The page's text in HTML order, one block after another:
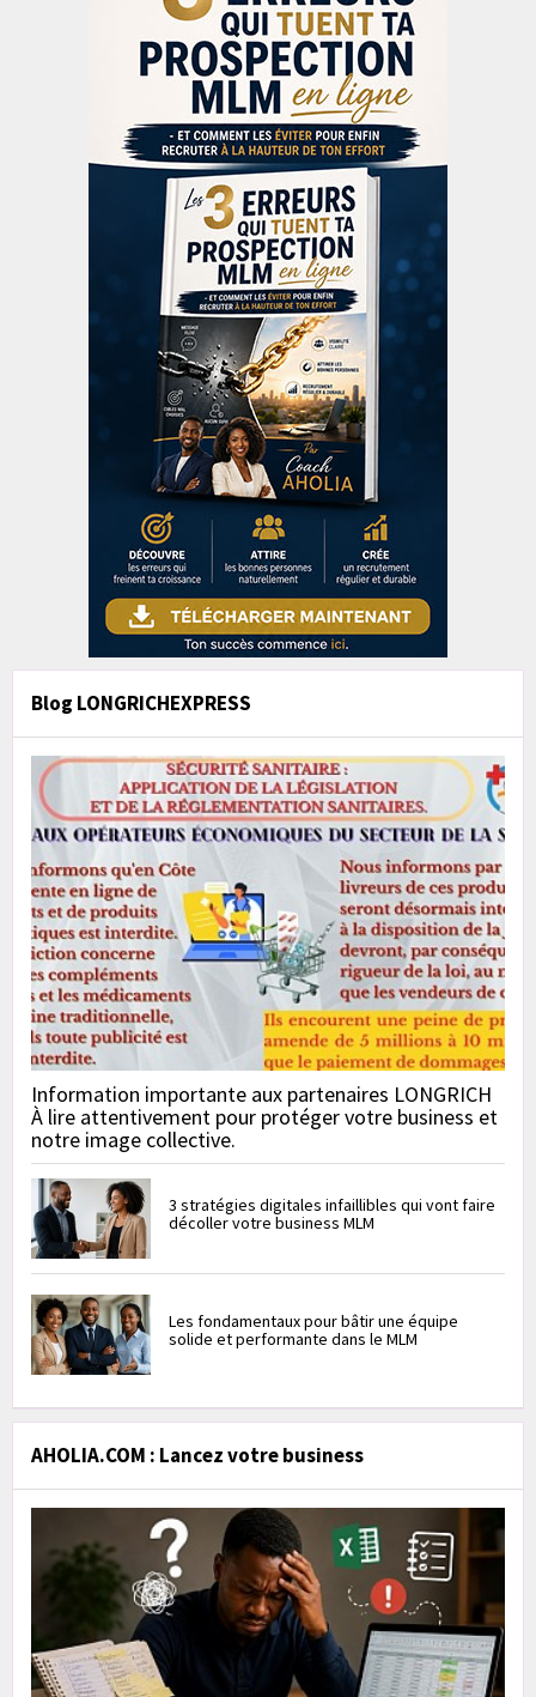
Blog LONGRICHEXPRESS
Information importante aux partenaires LONGRICH
À lire attentivement pour protéger votre business et
notre image collective.
3 stratégies digitales infaillibles qui vont faire
décoller votre business MLM
Les fondamentaux pour bâtir une équipe
solide et performante dans le MLM
AHOLIA.COM : Lancez votre business